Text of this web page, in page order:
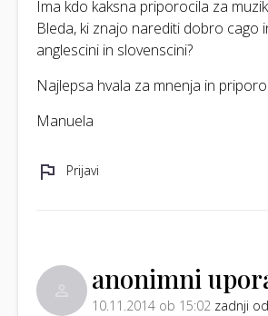
Ima kdo kaksna priporocila za
Bleda, ki znajo narediti dobro cago
anglescini in slovenscini?
Najlepsa hvala za mnenja in
Manuela
Prijavi
anonimni
10.11.2014 ob 15:02 zadnji